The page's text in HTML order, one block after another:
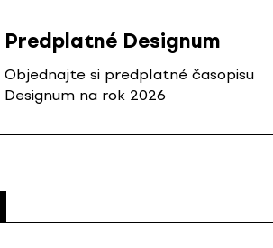
Predplatné Designum
Objednajte si predplatné časopisu
Designum na rok 2026